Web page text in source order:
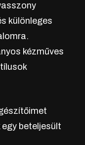
különleges
kézműves
beteljesült